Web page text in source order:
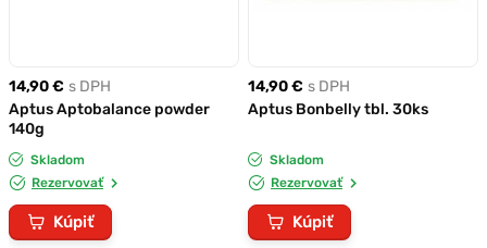
14,90 € s DPH
Aptus Aptobalance powder
140g
Skladom
Rezervovať
Kúpiť
14,90 € s DPH
Aptus Bonbelly tbl. 30ks
Skladom
Rezervovať
Kúpiť